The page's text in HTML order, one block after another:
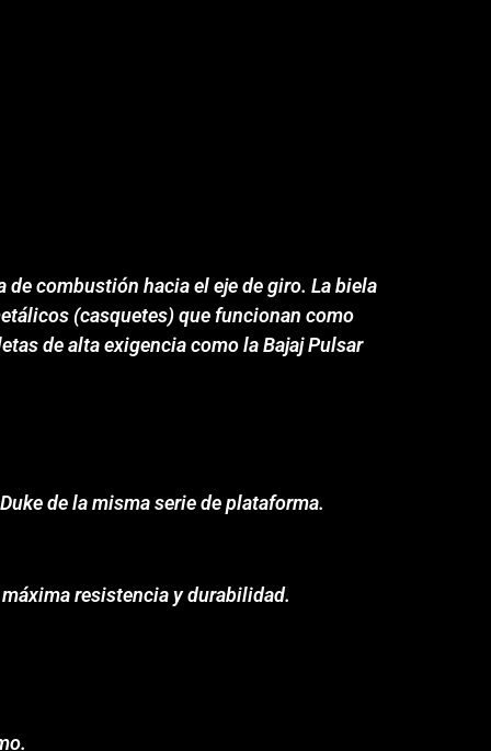
combustión hacia el eje de giro. La biela
(casquetes) que funcionan como
de alta exigencia como la Bajaj Pulsar
de la misma serie de plataforma.
resistencia y durabilidad.